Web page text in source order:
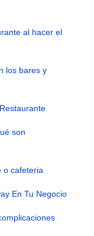
al hacer el
los bares y
son
o cafeteria
En Tu Negocio